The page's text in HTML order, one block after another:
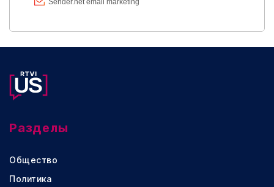
Разделы
Общество
Политика